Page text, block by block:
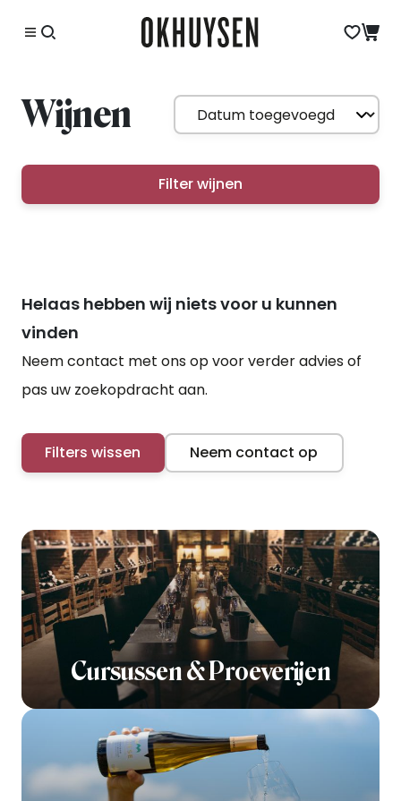
Wijnen
Filter wijnen
Helaas hebben wij niets voor u kunnen
vinden
Neem contact met ons op voor verder advies of
pas uw zoekopdracht aan.
Filters wissen Neem contact op
Cursussen & Proeverijen